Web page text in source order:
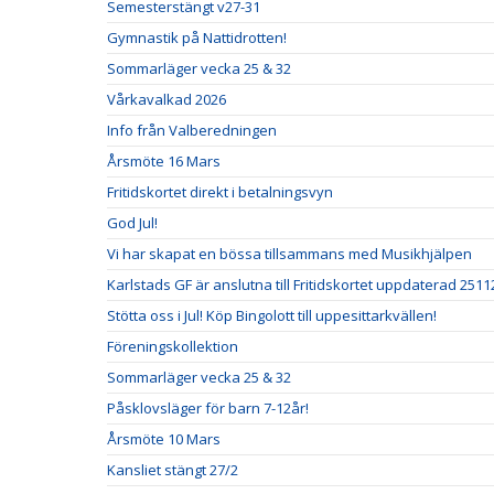
Semesterstängt v27-31
Gymnastik på Nattidrotten!
Sommarläger vecka 25 & 32
Vårkavalkad 2026
Info från Valberedningen
Årsmöte 16 Mars
Fritidskortet direkt i betalningsvyn
God Jul!
Vi har skapat en bössa tillsammans med Musikhjälpen
Karlstads GF är anslutna till Fritidskortet uppdaterad
Stötta oss i Jul! Köp Bingolott till uppesittarkvällen!
Föreningskollektion
Sommarläger vecka 25 & 32
Påsklovsläger för barn 7-12år!
Årsmöte 10 Mars
Kansliet stängt 27/2